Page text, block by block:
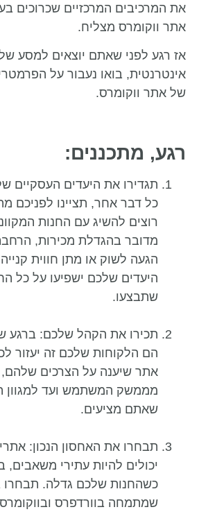
את המרכיבים המרכזיים שכרוכים
אתר ווקומרס מצליח.
אז רגע לפני שאתם יוצאים למסע של
אינטרנטית, בואו נעבור על
של אתר ווקומרס.
רגע, מתכננים:
תגדירו את היעדים העסקיים
כל דבר אחר, תציינו לפניכם
רוצים להשיג עם החנות
מדובר בהגדלת מכירות,
הגעה לשוק או מתן חווית
היעדים שלכם ישפיעו על כל
שתבצעו.
תכירו את הקהל שלכם: ברגע
הם הלקוחות שלכם זה יעזור
אתר שיענה על הצרכים
מממשק המשתמש ועד למגוון
שאתם מציעים.
תבחרו את האחסון הנכון:
יכולים להיות עתירי משאבים,
כשהחנות שלכם גדלה.
שמתמחה בוורדפרס